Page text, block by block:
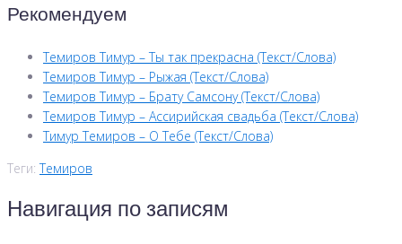
Рекомендуем
Темиров Тимур – Ты так прекрасна (Текст/Слова)
Темиров Тимур – Рыжая (Текст/Слова)
Темиров Тимур – Брату Самсону (Текст/Слова)
Темиров Тимур – Ассирийская свадьба (Текст/Слова)
Тимур Темиров – О Тебе (Текст/Слова)
Теги:Темиров
Навигация по записям